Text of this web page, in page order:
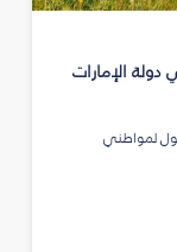
الإمارات
لمواطني